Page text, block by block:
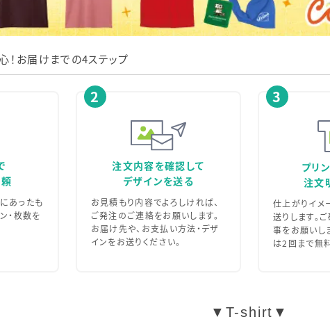
！お届けまでの4ステップ
あったも
・枚数を
2
注文内容を確認して
デザインを送る
お見積もり内容でよろしければ、
ご発注のご連絡をお願いします。
お届け先や、お支払い方法・デザ
インをお送りください。
3
プリ
注文
仕上がりイメ
送りします。
事をお願いし
は2回まで無
▼T-shirt▼